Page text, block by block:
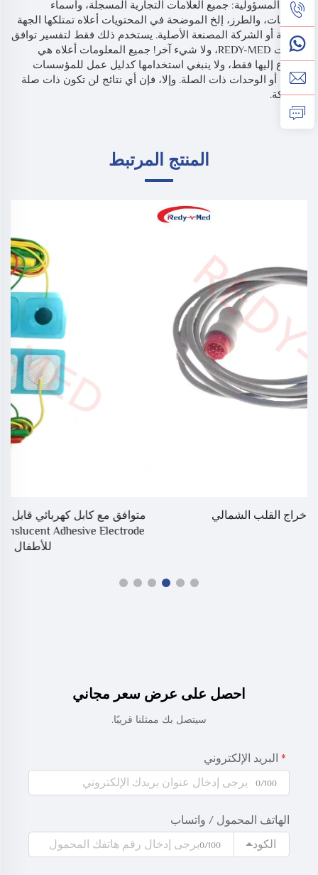
*إخلاء المسؤولية: جميع العلامات التجارية المسجلة، وأسماء
المنتجات، والطرز، إلخ الموضحة في المحتويات أعلاه تمتلكها الجهة
الأصلية أو الشركة المصنعة الأصلية. يستخدم ذلك فقط لتفسير توافق
منتجات REDY-MED، ولا شيء آخر! جميع المعلومات أعلاه هي
للرجوع إليها فقط، ولا ينبغي استخدامها كدليل عمل للمؤسسات
الطبية أو الوحدات ذات الصلة. وإلا، فإن أي نتائج لن تكون ذات صلة
بالشركة.
المنتج المرتبط
متوافق مع كابل كهربائي قابل للاستعمال مرة واحدة من نوع GE
Radiotranslucent Adhesive Electrode. كهرباء مسبقة التوصيل
احصل على عرض سعر مجاني
سيتصل بك ممثلنا قريبًا.
البريد الإلكتروني
0/100
الهاتف المحمول / واتساب
الكود
0/100